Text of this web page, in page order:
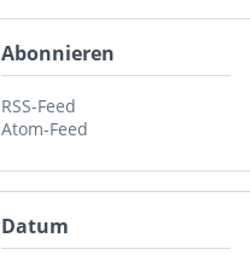
Abonnieren
RSS-Feed
Atom-Feed
Datum